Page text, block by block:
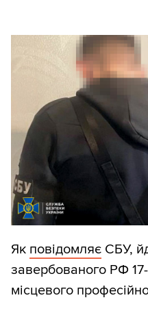
Як повідомляє СБУ,
завербованого РФ 17-
місцевого